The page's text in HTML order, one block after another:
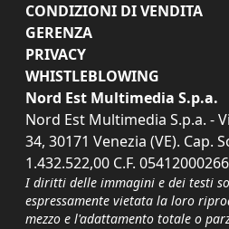
CONDIZIONI DI VENDITA
GERENZA
PRIVACY
WHISTLEBLOWING
Nord Est Multimedia S.p.a.
Nord Est Multimedia S.p.a. -
34, 30171 Venezia (VE). Cap.
1.432.522,00 C.F.
I diritti delle immagini e dei testi
espressamente vietata la loro
mezzo e l'adattamento totale o